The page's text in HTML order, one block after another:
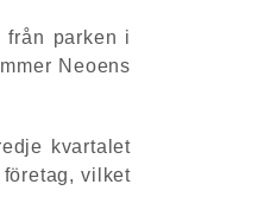
från parken i
Neoens
kvartalet
vilket